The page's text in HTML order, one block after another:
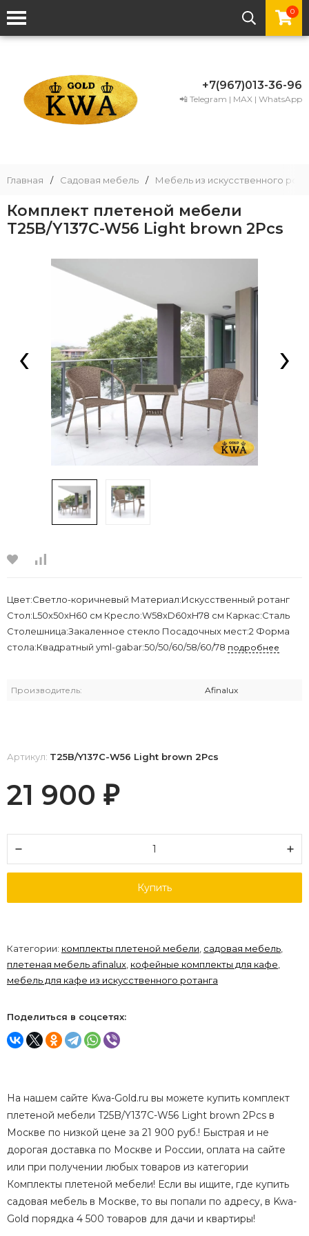
0
+7(967)013-36-96
📲 Telegram | MAX | WhatsApp
Главная / Садовая мебель / Мебель из искусственного
Комплект плетеной мебели
T25B/Y137C-W56 Light brown 2Pcs
‹ ›
Цвет:Светло-коричневый Материал:Искусственный ротанг
Стол:L50х50хH60 см Кресло:W58xD60xH78 см Каркас:Сталь
Столешница:Закаленное стекло Посадочных мест:2 Форма
стола:Квадратный yml-gabar:50/50/60/58/60/78 подробнее
Производитель: Afinalux
Артикул: T25B/Y137C-W56 Light brown 2Pcs
21 900 ₽
Купить
Категории: комплекты плетеной мебели, садовая мебель,
плетеная мебель afinalux, кофейные комплекты для кафе,
мебель для кафе из искусственного ротанга
Поделиться в соцсетях:
На нашем сайте Kwa-Gold.ru вы можете купить комплект
плетеной мебели T25B/Y137C-W56 Light brown 2Pcs в
Москве по низкой цене за 21 900 руб.! Быстрая и не
дорогая доставка по Москве и России, оплата на сайте
или при получении любых товаров из категории
Комплекты плетеной мебели! Если вы ищите, где купить
садовая мебель в Москве, то вы попали по адресу, в Kwa-
Gold порядка 4 500 товаров для дачи и квартиры!